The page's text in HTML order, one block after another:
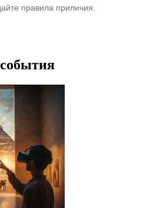
правила приличия.